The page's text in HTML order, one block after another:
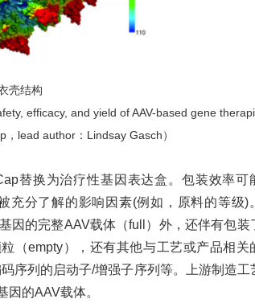
壳结构
efficacy, and yield of AAV-based gene
lead author：Lindsay Gasch）
替换为治疗性基因表达盒。包装效率可
充分了解的影响因素(例如，原料的等级)
因的完整AAV载体（full）外，还伴有包装
（empty），还有其他与工艺或产品相关
序列的启动子/增强子序列等。上游制造工
的AAV载体。